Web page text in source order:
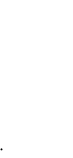
.